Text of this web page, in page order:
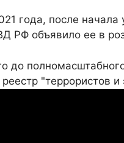
года, после начала
РФ объявило ее в
до
"террористов